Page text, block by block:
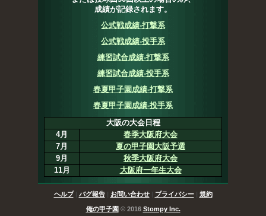
成績が記録されます。
公式戦成績-打撃系
公式戦成績-投手系
練習試合成績-打撃系
練習試合成績-投手系
春夏甲子園成績-打撃系
春夏甲子園成績-投手系
大阪の大会日程
4月
春季大阪府大会
7月
夏の甲子園大阪予選
9月
秋季大阪府大会
11月
大阪府一年生大会
ヘルプ| バグ報告| お問い合わせ| プライバシー| 規約
俺の甲子園 © 2016 Stompy Inc.